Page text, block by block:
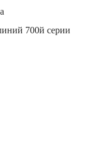
700й серии